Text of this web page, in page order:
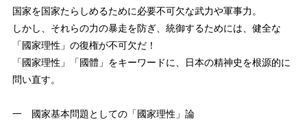
国家を国家たらしめるために必要不可欠な武力や軍事力。
しかし、それらの力の暴走を防ぎ、統御するためには、健全な
「國家理性」の復権が不可欠だ！
「國家理性」「國體」をキーワードに、日本の精神史を根源的に
問い直す。
一 國家基本問題としての「國家理性」論